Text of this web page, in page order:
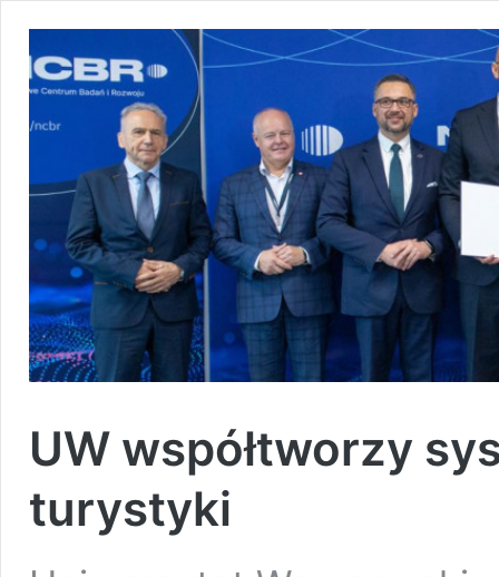
UW współtworzy
turystyki